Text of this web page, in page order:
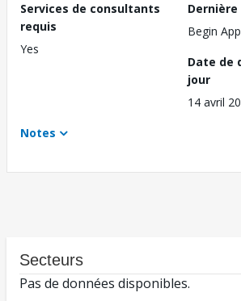
Services de consultants
requis
Yes
Begin
Date de
jour
14 avril
Notes
Secteurs
Pas de données disponibles.